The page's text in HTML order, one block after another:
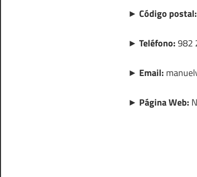
► Código postal:
► Teléfono:982
► Email:
► Página Web: